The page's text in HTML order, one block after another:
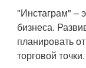
"Инстаграм" –
бизнеса.
планировать
торговой точки.